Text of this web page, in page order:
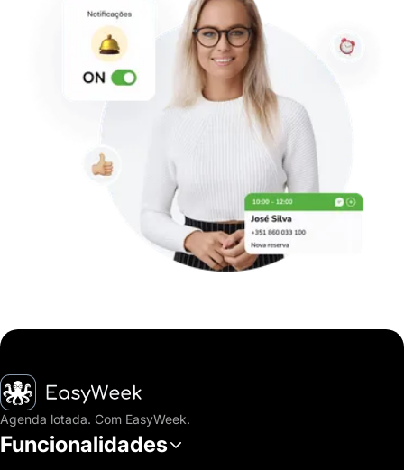
Página inicial
Agenda lotada. Com EasyWeek.
Funcionalidades